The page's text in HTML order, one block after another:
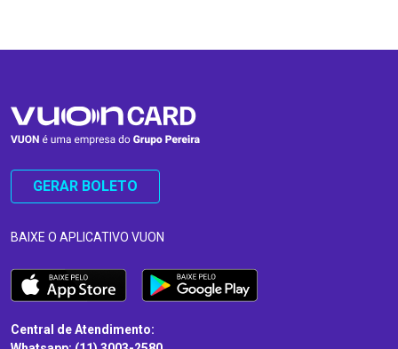
GERAR BOLETO
BAIXE O APLICATIVO VUON
Central de Atendimento: